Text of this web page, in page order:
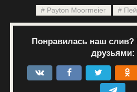
Payton Moormeier
Понравилась наш слив?
друзьями: